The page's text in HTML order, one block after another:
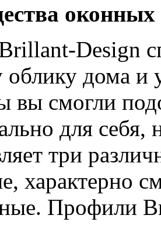
Design
дома и
вы смогли
для себя,
три
характерно
Профили